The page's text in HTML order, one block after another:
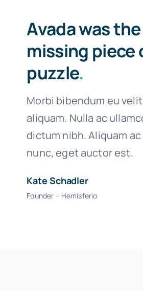
Avada was the
missing piece
puzzle.
Morbi bibendum eu
aliquam. Nulla ac
dictum nibh. Aliquam
nunc, eget auctor est.
Kate Schadler
Founder – Hemisferio